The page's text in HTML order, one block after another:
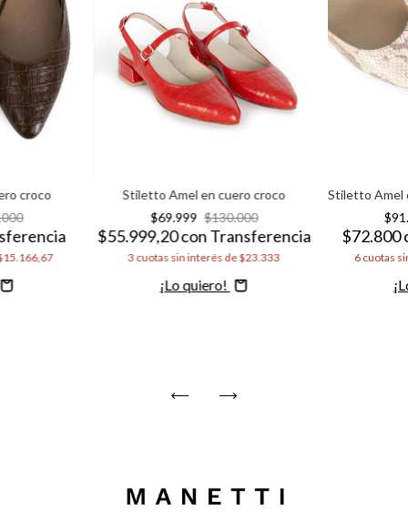
croco
Stiletto Amel en cuero croco
$69.999 $130.000
$55.999,20conTransferencia
3 cuotas sin interés de$23.333
Comprar
Stiletto Amel
$72.800
6 cuotas